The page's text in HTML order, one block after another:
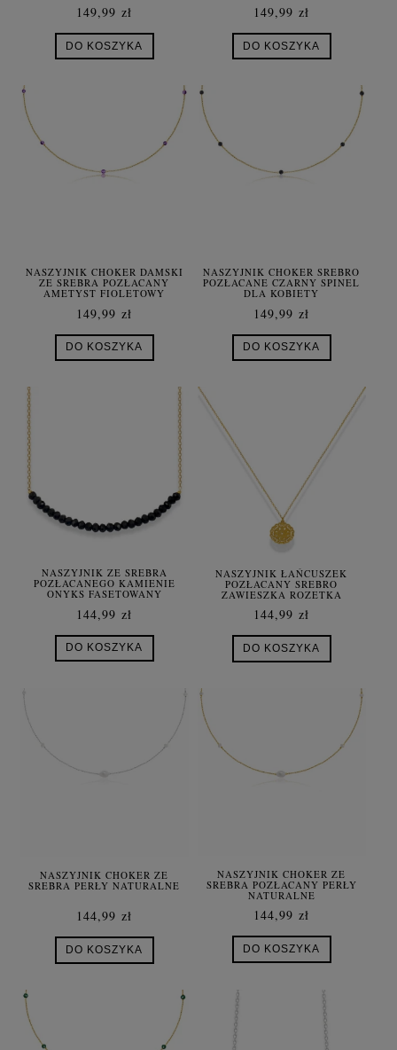
149,99 zł
DO KOSZYKA
149,99 zł
DO KOSZYKA
NASZYJNIK CHOKER DAMSKI
ZE SREBRA POZŁACANY
AMETYST FIOLETOWY
149,99 zł
DO KOSZYKA
NASZYJNIK CHOKER SREBRO
POZŁACANE CZARNY SPINEL
DLA KOBIETY
149,99 zł
DO KOSZYKA
NASZYJNIK ZE SREBRA
POZŁACANEGO KAMIENIE
ONYKS FASETOWANY
144,99 zł
DO KOSZYKA
NASZYJNIK ŁAŃCUSZEK
POZŁACANY SREBRO
ZAWIESZKA ROZETKA
144,99 zł
DO KOSZYKA
NASZYJNIK CHOKER ZE
SREBRA PERŁY NATURALNE
144,99 zł
DO KOSZYKA
NASZYJNIK CHOKER ZE
SREBRA POZŁACANY PERŁY
NATURALNE
144,99 zł
DO KOSZYKA